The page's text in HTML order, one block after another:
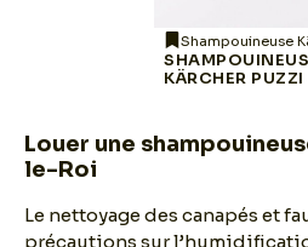
Shampouineuse
KÄRCHER PUZZI
Louer une
le-Roi
Le nettoyage des canapés et
précautions sur